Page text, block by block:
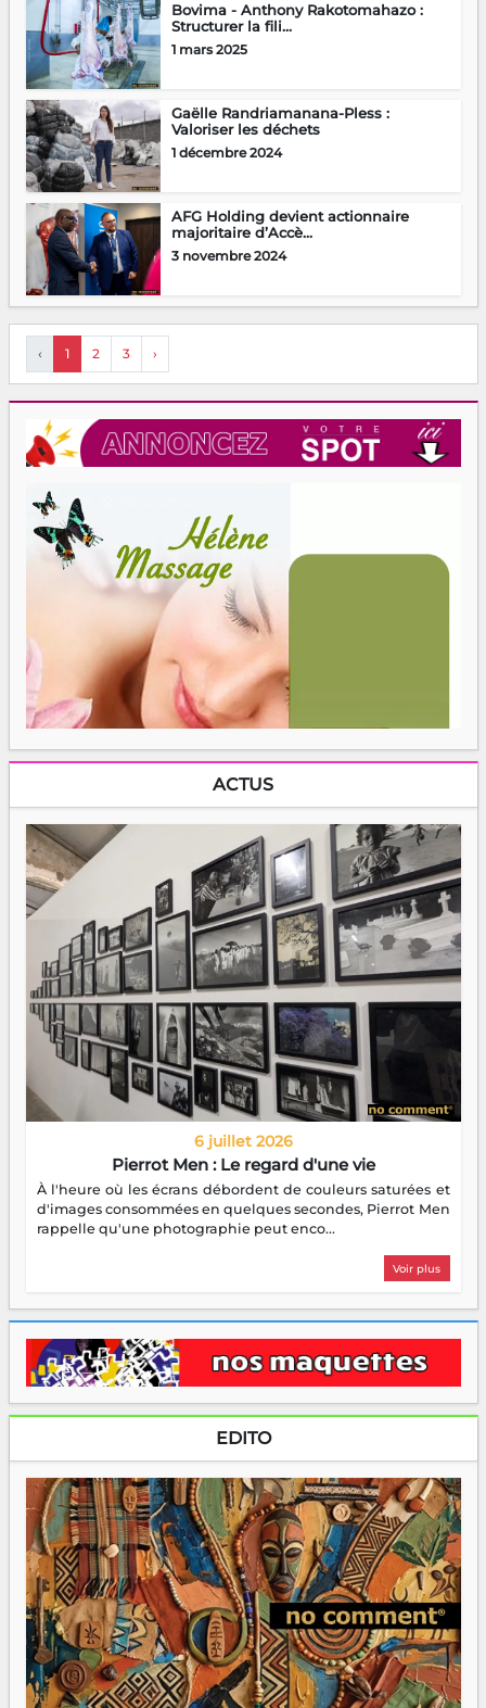
Bovima - Anthony Rakotomahazo :
Structurer la fili...
1 mars 2025
Gaëlle Randriamanana-Pless :
Valoriser les déchets
1 décembre 2024
AFG Holding devient actionnaire
majoritaire d’Accè...
3 novembre 2024
‹ 1 2 3 ›
ACTUS
6 juillet 2026
Pierrot Men : Le regard d'une vie
À l'heure où les écrans débordent de couleurs saturées et
d'images consommées en quelques secondes, Pierrot Men
rappelle qu'une photographie peut enco...
Voir plus
EDITO